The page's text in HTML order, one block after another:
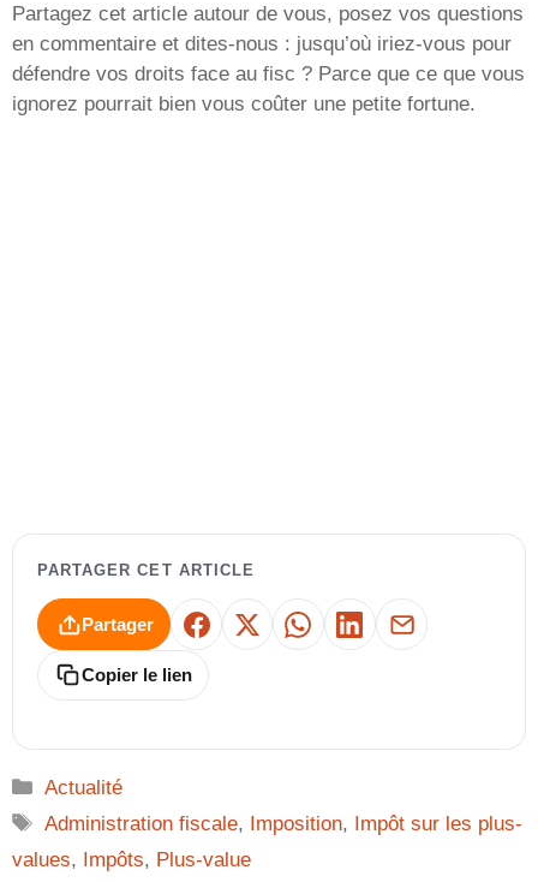
Partagez cet article autour de vous, posez vos questions
en commentaire et dites-nous : jusqu’où iriez-vous pour
défendre vos droits face au fisc ? Parce que ce que vous
ignorez pourrait bien vous coûter une petite fortune.
PARTAGER CET ARTICLE
Partager Facebook
X WhatsAppLinkedInE-mail
Copier le lien
Catégories
Actualité
Étiquettes
Administration fiscale, Imposition,
Impôt sur les plus-
values, Impôts, Plus-value